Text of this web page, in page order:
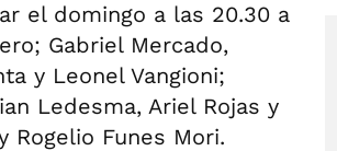
el domingo a las 20.30 a
Gabriel Mercado,
y Leonel Vangioni;
Ledesma, Ariel Rojas y
Rogelio Funes Mori.